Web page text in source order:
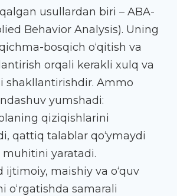
usullardan biri – ABA-
Behavior Analysis). Uning
bosqich o‘qitish va
orqali kerakli xulq va
shakllantirishdir. Ammo
yumshadi:
qiziqishlarini
qattiq talablar qo‘ymaydi
yaratadi.
ijtimoiy, maishiy va o‘quv
o‘rgatishda samarali